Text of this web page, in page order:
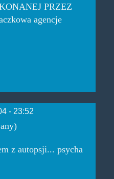
PRZEZ
agencje
- 23:52
z autopsji... psycha